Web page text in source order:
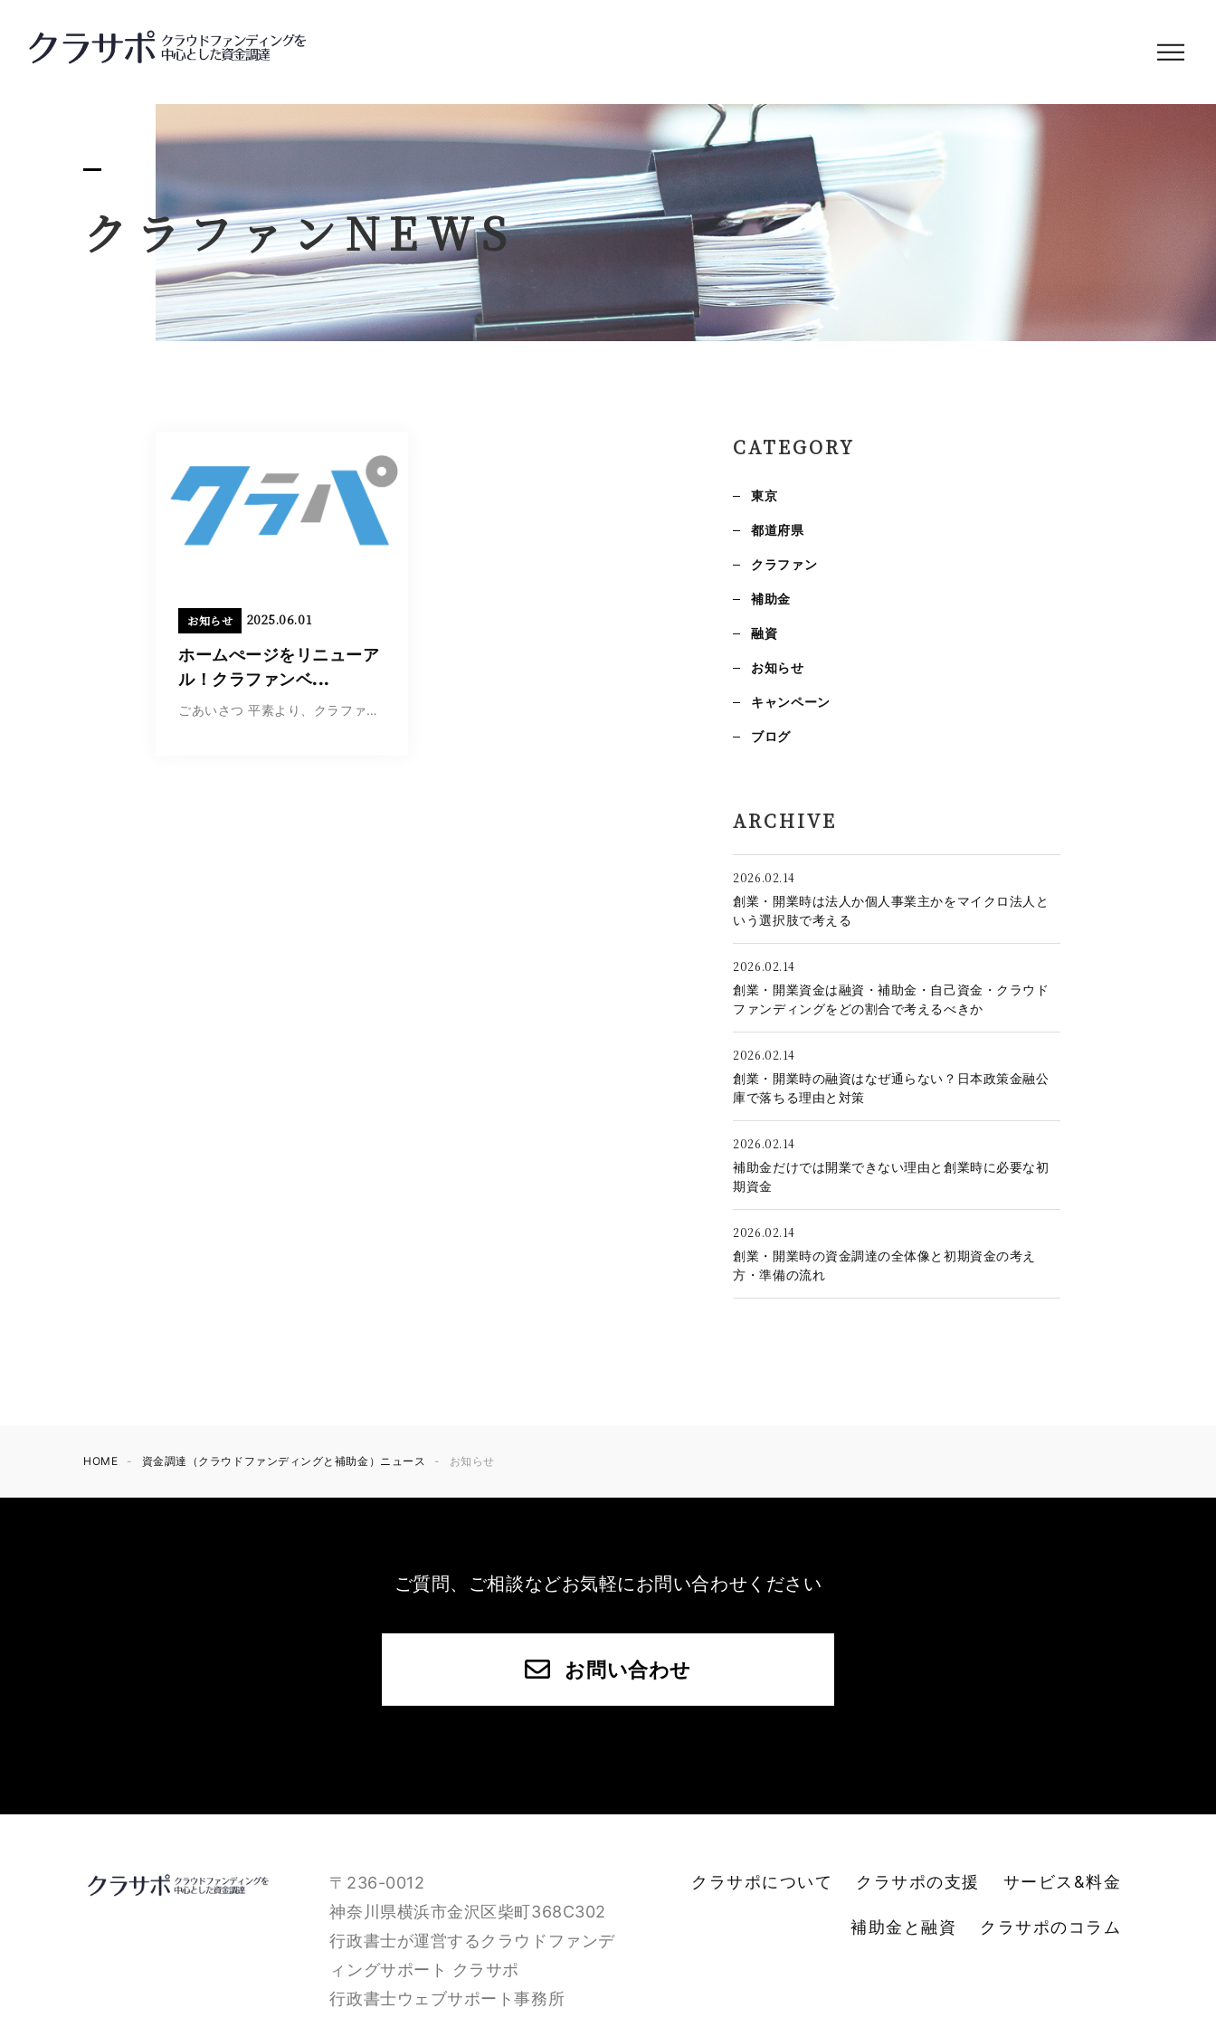
クラファンNEWS
お知らせ 2025.06.01
ホームぺージをリニューア
ル！クラファンベ...
ごあいさつ 平素より、クラファンベースのホーム...
CATEGORY
東京
都道府県
クラファン
補助金
融資
お知らせ
キャンペーン
ブログ
ARCHIVE
2026.02.14
創業・開業時は法人か個人事業主かをマイクロ法人と
いう選択肢で考える
2026.02.14
創業・開業資金は融資・補助金・自己資金・クラウド
ファンディングをどの割合で考えるべきか
2026.02.14
創業・開業時の融資はなぜ通らない？日本政策金融公
庫で落ちる理由と対策
2026.02.14
補助金だけでは開業できない理由と創業時に必要な初
期資金
2026.02.14
創業・開業時の資金調達の全体像と初期資金の考え
方・準備の流れ
HOME 資金調達（クラウドファンディングと補助金）ニュース お知らせ
ご質問、ご相談などお気軽にお問い合わせください
お問い合わせ
〒236-0012
神奈川県横浜市金沢区柴町368C302
行政書士が運営するクラウドファンデ
ィングサポート クラサポ
行政書士ウェブサポート事務所
クラサポについて クラサポの支援 サービス&料金
補助金と融資 クラサポのコラム
クラサポについて クラサポの支援
サービス&料金 補助金と融資
クラサポのコラム